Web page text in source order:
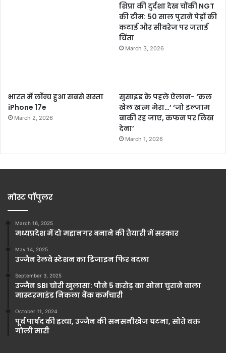
शिप्रा की दुर्दशा देख चौंकी NGT
की टीम: 50 साल पुराने पेड़ों की
कटाई और सीवरेज पर जताई
चिंता
March 3, 2026
भारत में लॉन्च हुआ सबसे सस्ता
iPhone 17e
March 2, 2026
सुसाइड के पहले ऐलान- ‘कल
खेल खत्म मेरा…’ ‘जो इल्जाम
बाकी रह जाए, कफन पर लिख
देना’
March 1, 2026
मोस्ट पॉपुलर
March 16, 2025
मध्यप्रदेश में दो महानगर बनाने की तैयारी में सरकार
May 14, 2025
उज्जैन रेलवे स्टेशन का डिजाइन फिर बदला
September 3, 2025
उज्जैन SBI चोरी खुलासा: पौने 5 करोड़ का सोना चुराने वाला
मास्टरमाइंड निकला बैंक कर्मचारी
October 11, 2024
पूर्व पार्षद की हत्या, उज्जैन की सनसनीखेज घटना, सोते वक्त
गोली मारी